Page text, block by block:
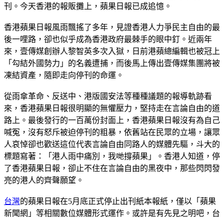
刊。今天香港的報販攤上，蘋果日報已成追憶。
香港蘋果日報風雨飄搖了多年，見證香港人力爭民主自由的最
後一哩路，卻也似乎成為香港政府最棘手的眼中釘。近兩年
來，壹傳媒創辦人黎智英多次入獄，日前港蘋總編輯也被冠上
「勾結外國勢力」的名義遭捕，而後馬上傳出壹傳媒集團將被
凍結資產，隨即走向停刊的命運。
從雨傘革命、反送中、港版國安法等種種議題的報導軌跡看
來，香港蘋果日報很明顯的無懼壓力，堅持走在言論自由的道
路上。最後發行的一百萬份封面上，香港蘋果日報沒有為自己
喊冤，沒有怒斥被迫停刊的粗暴，依舊站在民眾的立場，讓眾
人哀悼卻也歡送這位代表言論自由同路人的媒體先驅，斗大的
標題寫著：「港人雨中痛別，我哋撐蘋果」。香港人知道，停
了香港蘋果日報，卻止不住在言論自由的黑夜中，那些閃閃發
亮的港人的齊聲願望。
台灣的蘋果日報在5月底正式停止出刊紙本報紙，僅以「蘋果
新聞網」等相關數位媒體形式運作。或許是有先見之明吧，台